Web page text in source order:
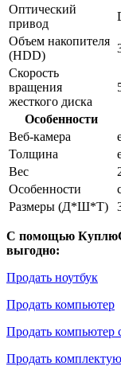
Оптический
привод
Объем накопителя
(HDD)
Скорость
вращения
жесткого диска
Особенности
Веб-камера
Толщина
Вес
Особенности
Размеры (Д*Ш*Т)
С помощью
выгодно:
Продать ноутбук
Продать компьютер
Продать компьютер
Продать